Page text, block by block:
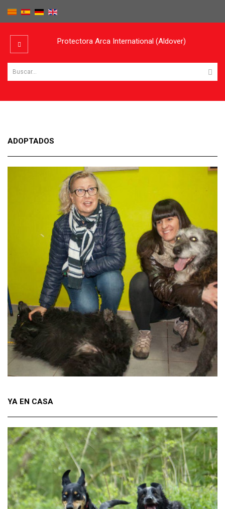
Protectora Arca International (Aldover)
ADOPTADOS
YA EN CASA